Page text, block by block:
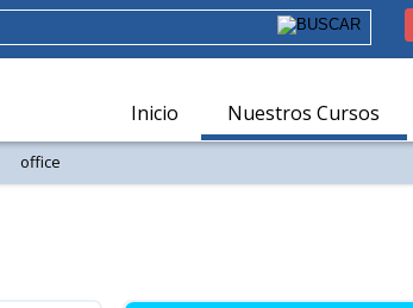
Inicio Nuestros Cursos
office